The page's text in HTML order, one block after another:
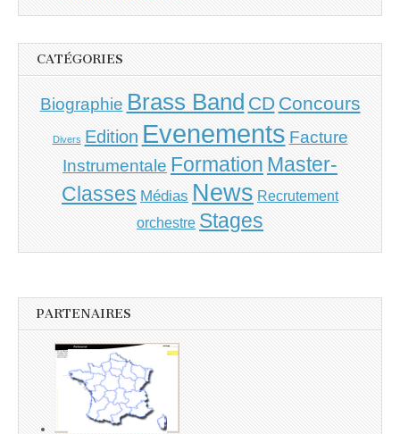
CATÉGORIES
Biographie Brass Band CD Concours
Divers Edition Evenements Facture
Instrumentale Formation Master-
Classes Médias News Recrutement
orchestre Stages
PARTENAIRES